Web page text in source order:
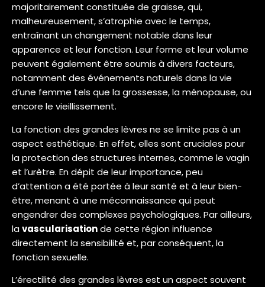
majoritairement constituée de graisse, qui,
malheureusement, s’atrophie avec le temps,
entraînant un changement notable dans leur
apparence et leur fonction. Leur forme et leur volume
peuvent également être soumis à divers facteurs,
notamment des événements naturels dans la vie
d’une femme tels que la grossesse, la ménopause, ou
encore le vieillissement.
La fonction des grandes lèvres ne se limite pas à un
aspect esthétique. En effet, elles sont cruciales pour
la protection des structures internes, comme le vagin
et l’urètre. En dépit de leur importance, peu
d’attention a été portée à leur santé et à leur bien-
être, menant à une méconnaissance qui peut
engendrer des complexes psychologiques. Par ailleurs,
lavascularisationde cette région influence
directement la sensibilité et, par conséquent, la
fonction sexuelle.
L’érectilité des grandes lèvres est un aspect souvent